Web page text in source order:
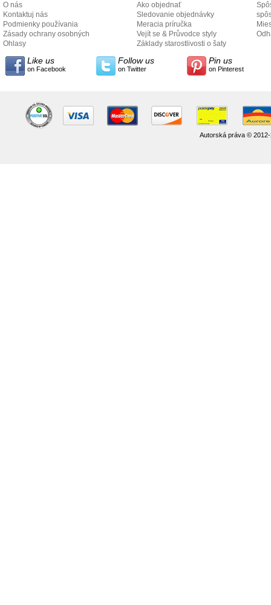
O nás
Kontaktuj nás
Podmienky používania
Zásady ochrany osobných
údajov
Ohlasy
Ako objednať
Sledovanie objednávky
Meracia príručka
Vejít se & Průvodce styly
Základy starostlivosti o šaty
Like us
on Facebook
Follow us
on Twitter
Pin us
on Pinterest
Autorská práva ©